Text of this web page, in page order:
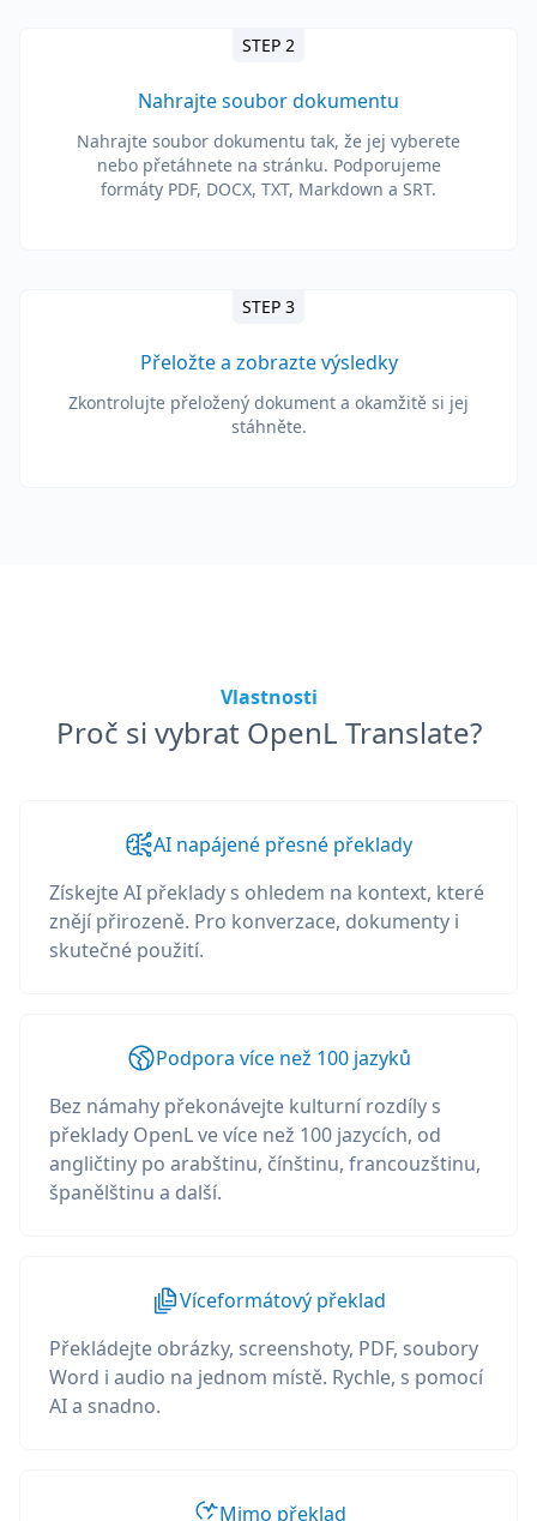
STEP 2
Nahrajte soubor dokumentu
Nahrajte soubor dokumentu tak, že jej vyberete
nebo přetáhnete na stránku. Podporujeme
formáty PDF, DOCX, TXT, Markdown a SRT.
STEP 3
Přeložte a zobrazte výsledky
Zkontrolujte přeložený dokument a okamžitě si jej
stáhněte.
Vlastnosti
Proč si vybrat OpenL Translate?
AI napájené přesné překlady
Získejte AI překlady s ohledem na kontext, které
znějí přirozeně. Pro konverzace, dokumenty i
skutečné použití.
Podpora více než 100 jazyků
Bez námahy překonávejte kulturní rozdíly s
překlady OpenL ve více než 100 jazycích, od
angličtiny po arabštinu, čínštinu, francouzštinu,
španělštinu a další.
Víceformátový překlad
Překládejte obrázky, screenshoty, PDF, soubory
Word i audio na jednom místě. Rychle, s pomocí
AI a snadno.
Mimo překlad